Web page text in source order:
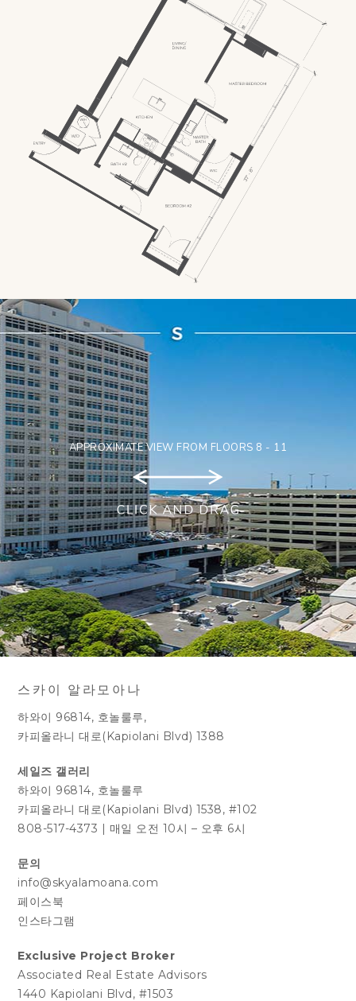
APPROXIMATE VIEW FROM FLOORS 8 - 11
스카이 알라모아나
하와이 96814, 호놀룰루,
카피올라니 대로(Kapiolani Blvd) 1388
세일즈 갤러리
하와이 96814, 호놀룰루
카피올라니 대로(Kapiolani Blvd) 1538, #102
808-517-4373 | 매일 오전 10시 – 오후 6시
문의
info@skyalamoana.com
페이스북
인스타그램
Exclusive Project Broker
Associated Real Estate Advisors
1440 Kapiolani Blvd, #1503